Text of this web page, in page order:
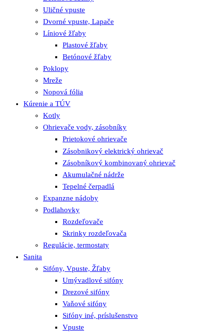
Uličné vpuste
Dvorné vpuste, Lapače
Líniové žľaby
Plastové žľaby
Betónové žľaby
Poklopy
Mreže
Nopová fólia
Kúrenie a TÚV
Kotly
Ohrievače vody, zásobníky
Prietokové ohrievače
Zásobnikový elektrický ohrievač
Zásobníkový kombinovaný ohrievač
Akumulačné nádrže
Tepelné čerpadlá
Expanzne nádoby
Podlahovky
Rozdeľovače
Skrinky rozdeľovača
Regulácie, termostaty
Sanita
Sifóny, Vpuste, Žľaby
Umývadlové sifóny
Drezové sifóny
Vaňové sifóny
Sifóny iné, príslušenstvo
Vpuste